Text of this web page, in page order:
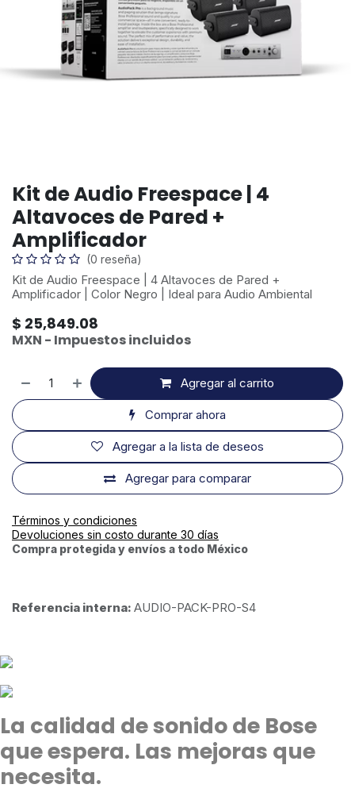
Kit de Audio Freespace | 4
Altavoces de Pared +
Amplificador
(0 reseña)
Kit de Audio Freespace | 4 Altavoces de Pared +
Amplificador | Color Negro | Ideal para Audio Ambiental
$ 25,849.08
MXN - Impuestos incluidos
Agregar al carrito
Comprar ahora
Agregar para comparar
Agregar a la lista de deseos
Términos y condiciones
Devoluciones sin costo durante 30 días
Compra protegida y envíos a todo México
Referencia interna: AUDIO-PACK-PRO-S4
La calidad de sonido de Bose
que espera. Las mejoras que
necesita.